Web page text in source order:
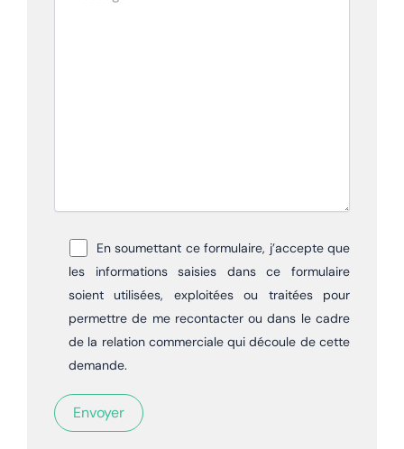
En soumettant ce formulaire, j’accepte que
les informations saisies dans ce formulaire
soient utilisées, exploitées ou traitées pour
permettre de me recontacter ou dans le cadre
de la relation commerciale qui découle de cette
demande.